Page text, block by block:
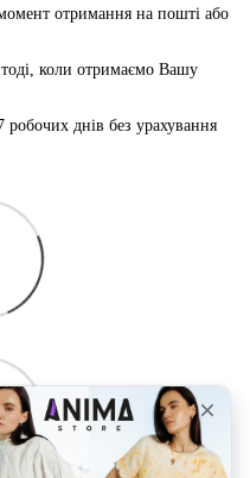
отримання на пошті або
коли отримаємо Вашу
днів без урахування